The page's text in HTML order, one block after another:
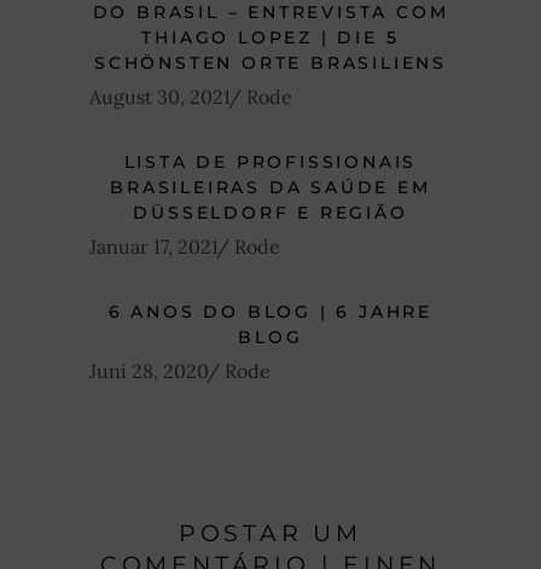
DO BRASIL – ENTREVISTA COM
THIAGO LOPEZ | DIE 5
SCHÖNSTEN ORTE BRASILIENS
August 30, 2021 Rode
LISTA DE PROFISSIONAIS
BRASILEIRAS DA SAÚDE EM
DÜSSELDORF E REGIÃO
Januar 17, 2021 Rode
6 ANOS DO BLOG | 6 JAHRE
BLOG
Juni 28, 2020 Rode
POSTAR UM